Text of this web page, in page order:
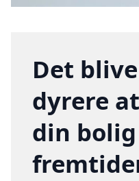
Det
dyrere
din